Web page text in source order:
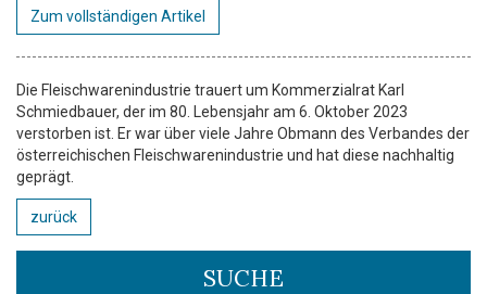
Zum vollständigen Artikel
Die Fleischwarenindustrie trauert um Kommerzialrat Karl
Schmiedbauer, der im 80. Lebensjahr am 6. Oktober 2023
verstorben ist. Er war über viele Jahre Obmann des Verbandes der
österreichischen Fleischwarenindustrie und hat diese nachhaltig
geprägt.
zurück
SUCHE